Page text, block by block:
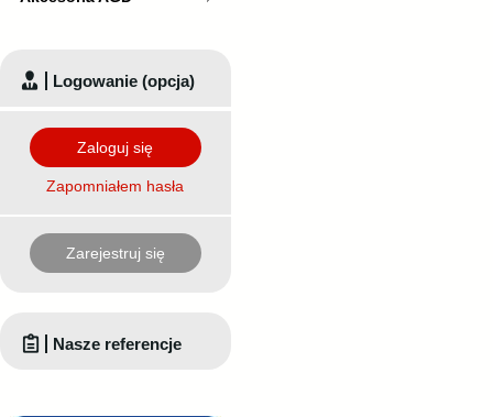
Logowanie (opcja)
Zaloguj się
Zapomniałem hasła
Zarejestruj się
Nasze referencje